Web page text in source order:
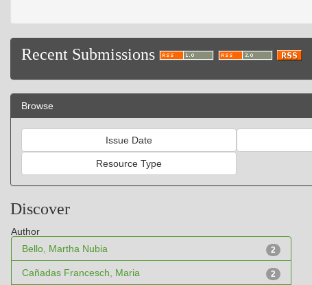
Recent Submissions
Browse
Discover
Author
2
Bello, Martha Nubia
2
Cañadas Francesch, Maria